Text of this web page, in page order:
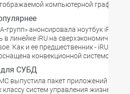
компьютерной графики.
групп» анонсировала ноутбук iRU
в линейке iRU на сверхэкономичном
Как и ее предшественник - iRU Stilo
конвекционной системой
для СУБД
выпустила пакет приложений
классу систем управления